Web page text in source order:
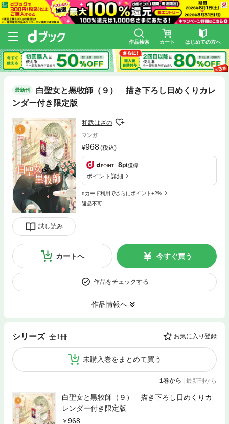
作品検索 カート はじめての方へ
最新刊
白聖女と黒牧師（９） 描き下ろし日めくりカレ
ンダー付き限定版
試し読み
和武はざの
マンガ
968(税込)
8pt獲得
ポイント詳細
dカード利用でさらにポイント+2%
返品不可
カートへ 今すぐ買う
作品をチェックする
作品情報へ
シリーズ 全1冊 お気に入り登録
未購入巻をまとめて買う
1巻から 最新刊から
白聖女と黒牧師（９） 描き下ろし日めくりカ
レンダー付き限定版
968